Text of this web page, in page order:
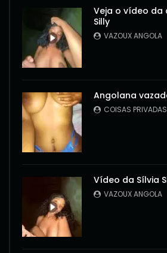
Veja o vídeo da
Silly
VAZOUX ANGOLA
Angolana
COISAS PRIVADAS
Vídeo da Sílvia
VAZOUX ANGOLA